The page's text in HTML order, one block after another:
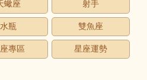
蠍座 射手
水瓶 雙魚座
專區 星座運勢